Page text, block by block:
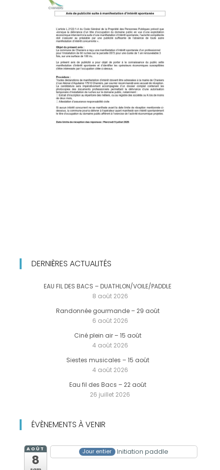
DERNIÈRES ACTUALITÉS
EAU FIL DES BACS – DUATHLON/VOILE/PADDLE
8 août 2026
Randonnée gourmande – 29 août
6 août 2026
Ciné plein air – 15 août
4 août 2026
Siestes musicales – 15 août
4 août 2026
Eau fil des Bacs – 22 août
26 juillet 2026
ÉVÈNEMENTS À VENIR
AOÛT
8
Jour entier Initiation paddle